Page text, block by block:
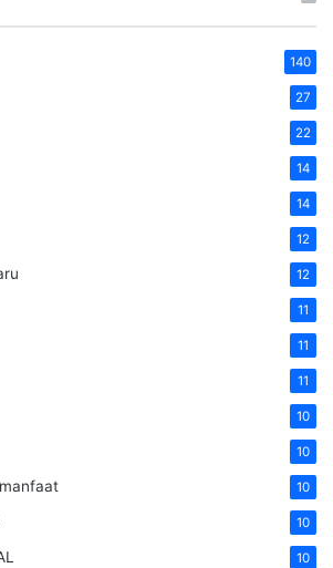
140
27
22
14
14
12
12
11
11
11
10
10
10
10
10